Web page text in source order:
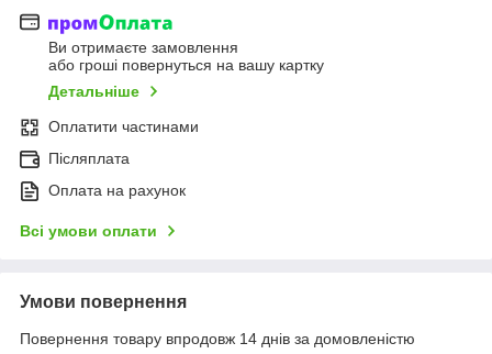
Ви отримаєте замовлення
або гроші повернуться на вашу картку
Детальніше
Оплатити частинами
Післяплата
Оплата на рахунок
Всі умови оплати
Умови повернення
Повернення товару впродовж 14 днів за домовленістю